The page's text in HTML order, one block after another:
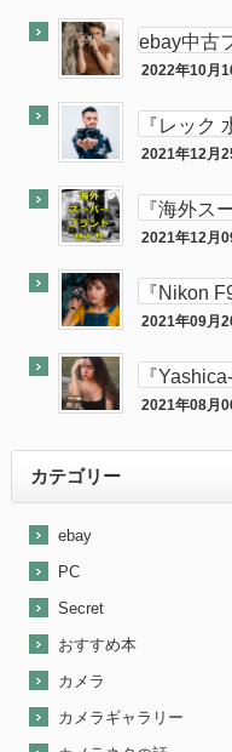
ebay中古
意外と「
2022年10月
『レック
のカビが
2021年12月
『海外ス
ナラに出
2021年12月
『Nikon
解・修理
2021年09月
『
カメラが
2021年08月
カテゴリー
ebay
PC
Secret
おすすめ本
カメラ
カメラギャラリー